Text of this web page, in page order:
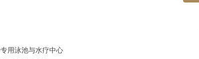
用泳池与水疗中心